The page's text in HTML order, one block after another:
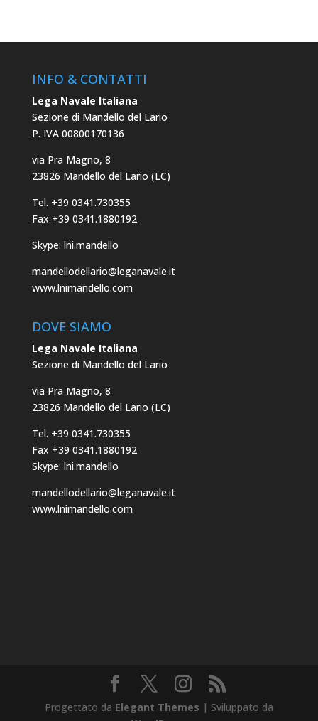
INFO & CONTATTI
Lega Navale Italiana
Sezione di Mandello del Lario
P. IVA 00800170136
via Pra Magno, 8
23826 Mandello del Lario (LC)
Tel. +39 0341.730355
Fax +39 0341.1880192
Skype: lni.mandello
mandellodellario@leganavale.it
www.lnimandello.com
DOVE SIAMO
Lega Navale Italiana
Sezione di Mandello del Lario
via Pra Magno, 8
23826 Mandello del Lario (LC)
Tel. +39 0341.730355
Fax +39 0341.1880192
Skype: lni.mandello
mandellodellario@leganavale.it
www.lnimandello.com
Progettato da Elegant Themes | Sviluppato da